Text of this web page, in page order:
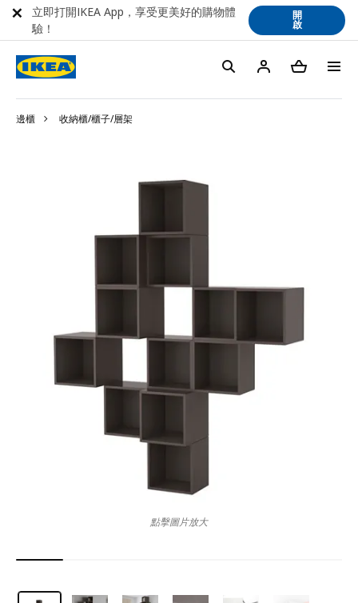
邊櫃 收納櫃/櫃子/層架
點擊圖片放大
立即打開IKEA App，享受更美好的購物體
驗！
開
啟